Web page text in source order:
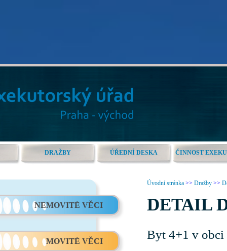
DRAŽBY ÚŘEDNÍ DESKA ČINNOST
NEMOVITÉ VĚCI
MOVITÉ VĚCI
Úvodní stránka >> Dražby >>
DETAIL
Byt 4+1 v obci